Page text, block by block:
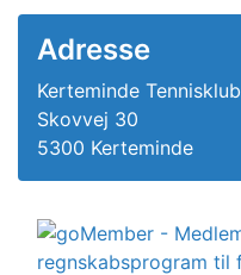
Adresse
Kerteminde Tennisklub
Skovvej 30
5300 Kerteminde